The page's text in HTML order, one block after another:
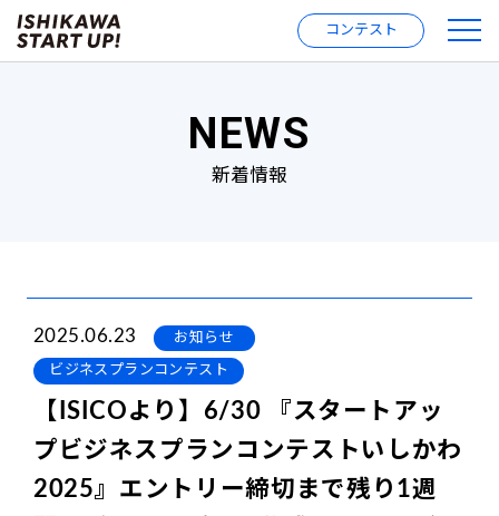
コンテスト
NEWS
新着情報
2025.06.23 お知らせ
ビジネスプランコンテスト
【ISICOより】6/30 『スタートアッ
プビジネスプランコンテストいしかわ
2025』エントリー締切まで残り1週